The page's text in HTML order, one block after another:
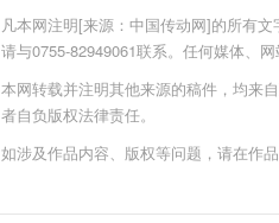
凡本网注明[来源：中国传动网]的所有
请与0755-82949061联系。任何媒体、
本网转载并注明其他来源的稿件，均来
者自负版权法律责任。
如涉及作品内容、版权等问题，请在作